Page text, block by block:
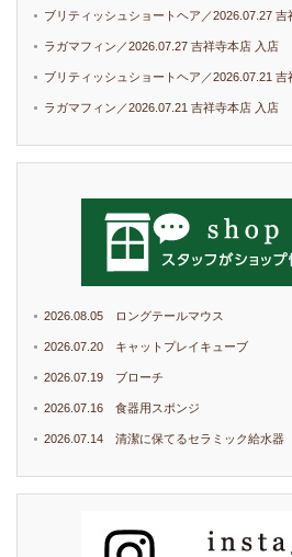
ブリティッシュショートヘア／2026.07.27 吉
ラガマフィン／2026.07.27 吉祥寺本店 入店
ブリティッシュショートヘア／2026.07.21 吉
ラガマフィン／2026.07.21 吉祥寺本店 入店
2026.08.05 ロングテールマウス
2026.07.20 キャットプレイキューブ
2026.07.19 ブローチ
2026.07.16 食器用スポンジ
2026.07.14 清潔に保てるセラミック給水器